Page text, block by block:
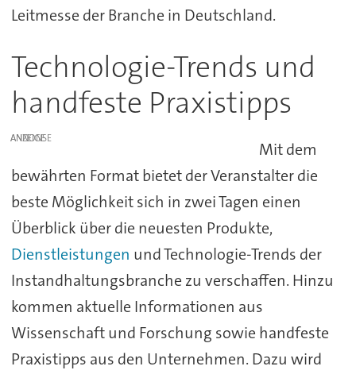
Leitmesse der Branche in Deutschland.
Technologie-Trends und
handfeste Praxistipps
ANZEIGE
Mit dem
bewährten Format bietet der Veranstalter die
beste Möglichkeit sich in zwei Tagen einen
Überblick über die neuesten Produkte,
Dienstleistungen und Technologie-Trends der
Instandhaltungsbranche zu verschaffen. Hinzu
kommen aktuelle Informationen aus
Wissenschaft und Forschung sowie handfeste
Praxistipps aus den Unternehmen. Dazu wird